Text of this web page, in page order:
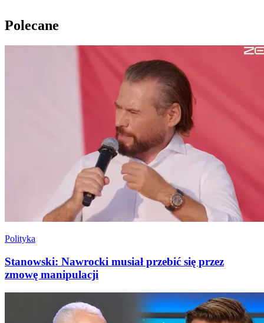
Polecane
Polityka
Stanowski: Nawrocki musiał przebić się przez
zmowę manipulacji